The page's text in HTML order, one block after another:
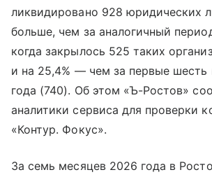
ликвидировано 928 юридических
больше, чем за аналогичный
когда закрылось 525 таких
и на 25,4% — чем за первые шесть
года (740). Об этом «Ъ-Ростов»
аналитики сервиса для проверки
«Контур. Фокус».
За семь месяцев 2026 года в